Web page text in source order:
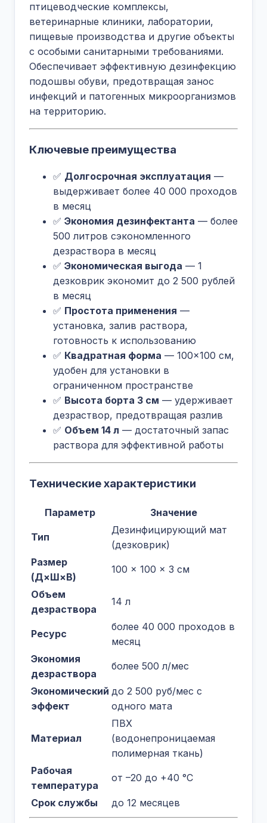
птицеводческие комплексы,
ветеринарные клиники, лаборатории,
пищевые производства и другие объекты
с особыми санитарными требованиями.
Обеспечивает эффективную дезинфекцию
подошвы обуви, предотвращая занос
инфекций и патогенных микроорганизмов
на территорию.
Ключевые преимущества
✅ Долгосрочная эксплуатация —
выдерживает более 40 000 проходов
в месяц
✅ Экономия дезинфектанта — более
500 литров сэкономленного
дезраствора в месяц
✅ Экономическая выгода — 1
дезковрик экономит до 2 500 рублей
в месяц
✅ Простота применения —
установка, залив раствора,
готовность к использованию
✅ Квадратная форма — 100×100 см,
удобен для установки в
ограниченном пространстве
✅ Высота борта 3 см — удерживает
дезраствор, предотвращая разлив
✅ Объем 14 л — достаточный запас
раствора для эффективной работы
Технические характеристики
Параметр Значение
Тип
Дезинфицирующий мат
(дезковрик)
Размер
(Д×Ш×В)
100 × 100 × 3 см
Объем
дезраствора
14 л
Ресурс
более 40 000 проходов в
месяц
Экономия
дезраствора
более 500 л/мес
Экономический
эффект
до 2 500 руб/мес с
одного мата
Материал
ПВХ
(водонепроницаемая
полимерная ткань)
Рабочая
температура
от –20 до +40 °C
Срок службы до 12 месяцев